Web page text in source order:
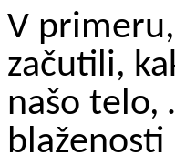
V
začutili,
našo telo,